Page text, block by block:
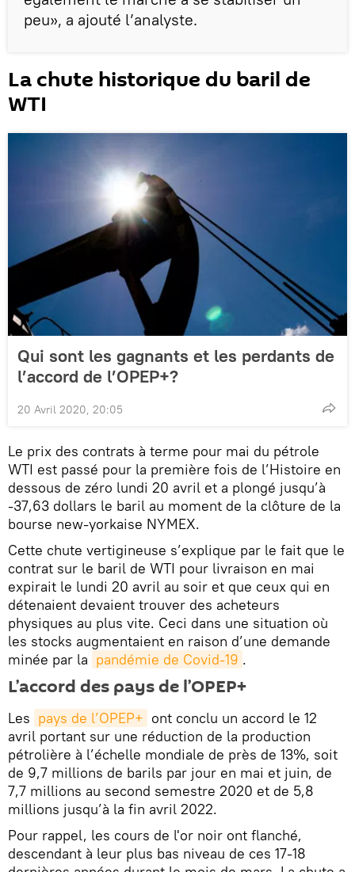
peu», a ajouté l’analyste.
La chute historique du baril de
WTI
Qui sont les gagnants et les perdants de
l’accord de l’OPEP+?
20 Avril 2020, 20:05
Le prix des contrats à terme pour mai du pétrole
WTI est passé pour la première fois de l’Histoire en
dessous de zéro lundi 20 avril et a plongé jusqu’à
-37,63 dollars le baril au moment de la clôture de la
bourse new-yorkaise NYMEX.
Cette chute vertigineuse s’explique par le fait que le
contrat sur le baril de WTI pour livraison en mai
expirait le lundi 20 avril au soir et que ceux qui en
détenaient devaient trouver des acheteurs
physiques au plus vite. Ceci dans une situation où
les stocks augmentaient en raison d’une demande
minée par la pandémie de Covid-19 .
L’accord des pays de l’OPEP+
Les pays de l’OPEP+ ont conclu un accord le 12
avril portant sur une réduction de la production
pétrolière à l’échelle mondiale de près de 13%, soit
de 9,7 millions de barils par jour en mai et juin, de
7,7 millions au second semestre 2020 et de 5,8
millions jusqu’à la fin avril 2022.
Pour rappel, les cours de l'or noir ont flanché,
descendant à leur plus bas niveau de ces 17-18